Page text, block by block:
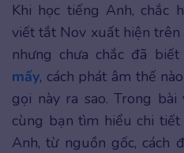
Khi học tiếng Anh, chắc
viết tắt Nov xuất hiện
nhưng chưa chắc đã
mấy, cách phát âm thế
gọi này ra sao. Trong bài
cùng bạn tìm hiểu chi
Anh, từ nguồn gốc, cách